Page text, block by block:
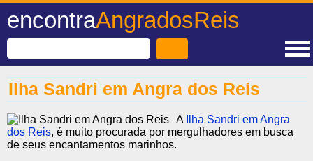
encontraAngradosReis
Ilha Sandri em Angra dos Reis
A
Ilha Sandri em Angra
dos Reis, é muito procurada por mergulhadores em busca
de seus encantamentos marinhos.